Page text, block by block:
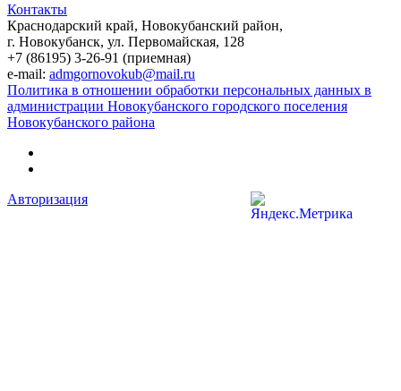
Контакты
Краснодарский край, Новокубанский район,
г. Новокубанск, ул. Первомайская, 128
+7 (86195) 3-26-91 (приемная)
e-mail: admgornovokub@mail.ru
Политика в отношении обработки персональных данных в
администрации Новокубанского городского поселения
Новокубанского района
Авторизация